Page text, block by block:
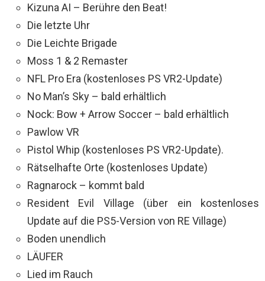
Kizuna AI – Berühre den Beat!
Die letzte Uhr
Die Leichte Brigade
Moss 1 & 2 Remaster
NFL Pro Era (kostenloses PS VR2-Update)
No Man’s Sky – bald erhältlich
Nock: Bow + Arrow Soccer – bald erhältlich
Pawlow VR
Pistol Whip (kostenloses PS VR2-Update).
Rätselhafte Orte (kostenloses Update)
Ragnarock – kommt bald
Resident Evil Village (über ein kostenloses
Update auf die PS5-Version von RE Village)
Boden unendlich
LÄUFER
Lied im Rauch